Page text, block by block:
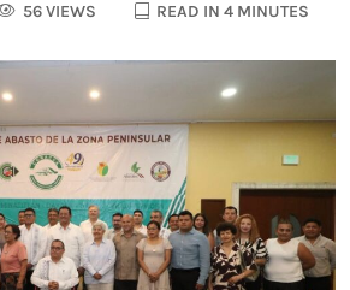
56 VIEWS READ IN 4 MINUTES